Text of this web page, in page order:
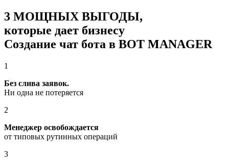
3 МОЩНЫХ ВЫГОДЫ,
которые дает бизнесу
Создание чат бота в BOT MANAGER
1
Без слива заявок.
Ни одна не потеряется
2
Менеджер освобождается
от типовых рутинных операций
3